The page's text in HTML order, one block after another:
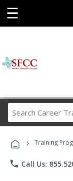
☰
› Training
phone Call Us: